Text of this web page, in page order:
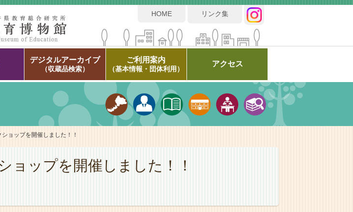
HOME リンク集
デジタルアーカイブ
（収蔵品検索）
ご利用案内
（基本情報・団体利用）
アクセス
ョップを開催しました！！
ョップを開催しました！！